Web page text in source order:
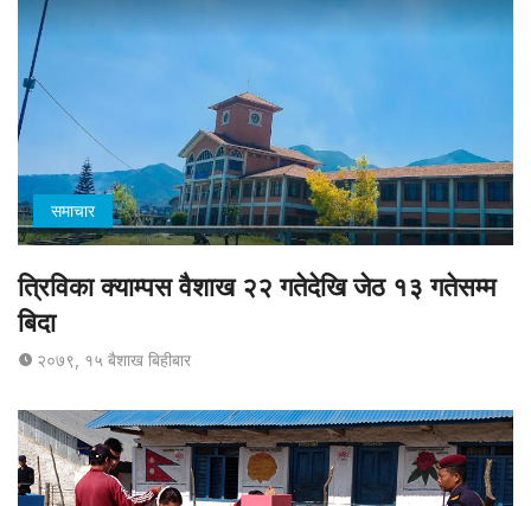
समाचार
त्रिविका क्याम्पस वैशाख २२ गतेदेखि जेठ १३ गतेसम्म
बिदा
२०७९, १५ बैशाख बिहीबार